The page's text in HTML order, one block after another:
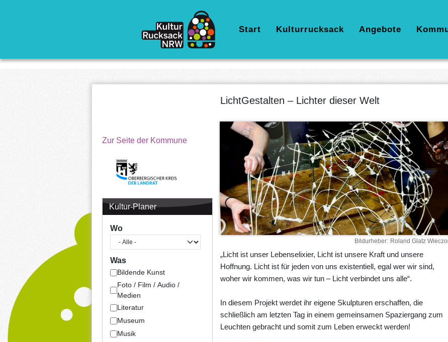
Hauptnavigation
Start Kulturrucksack Angebote
Zur Seite der Kommune
Kultur-Planer
Wo
Was
Bildende Kunst
Foto / Film / Audio /
Medien
Literatur
Museum
Musik
LichtGestalten – Lichter dieser Welt
Bildurheber Roland Glatz
„Licht ist unser Lebenselixier, Licht ist unsere Kraft und unsere
Hoffnung. Licht ist für jeden von uns existentiell, egal wer wir sind,
woher wir kommen, was wir tun – Licht verbindet uns alle“.
In diesem Projekt werdet ihr eigene Skulpturen erschaffen, die
schließlich am letzten Tag in einem gemeinsamen Spaziergang zum
Leuchten gebracht und somit zum Leben erweckt werden!